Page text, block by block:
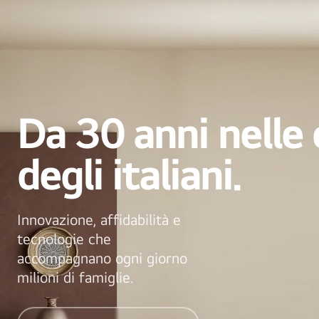
Da 30 anni nelle
degli italiani.
Innovazione, affidabilità e
tecnologie che
accompagnano ogni giorno
milioni di famiglie.